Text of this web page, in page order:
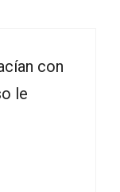
con
le